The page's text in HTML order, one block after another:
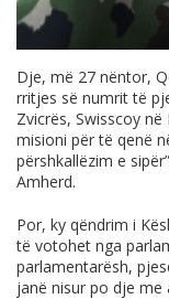
Dje, më 27 nëntor,
rritjes së numrit të
Zvicrës, Swisscoy
misioni për të qenë
përshkallëzim e
Amherd.
Por, ky qëndrim i
të votohet nga
parlamentarësh,
janë nisur po dje me